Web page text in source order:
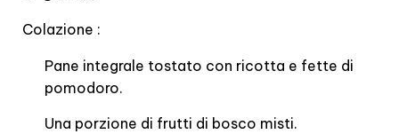
Colazione :
Pane integrale tostato con ricotta e fette di
pomodoro.
Una porzione di frutti di bosco misti.